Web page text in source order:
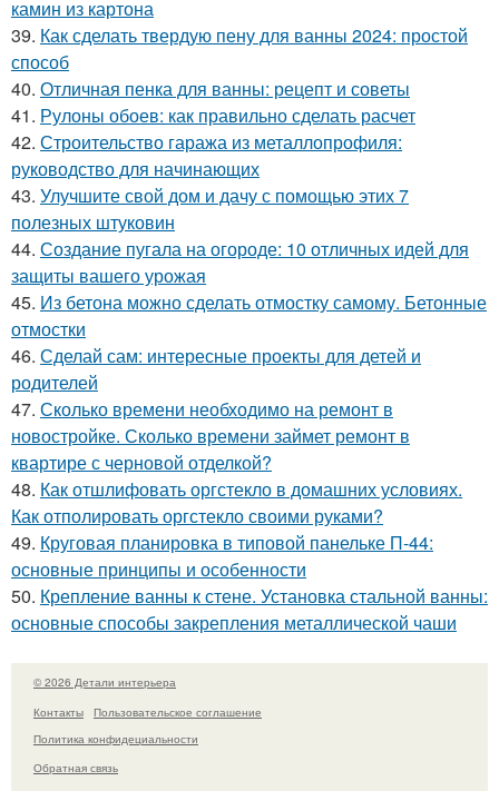
камин из картона
39. Как сделать твердую пену для ванны 2024: простой
способ
40. Отличная пенка для ванны: рецепт и советы
41. Рулоны обоев: как правильно сделать расчет
42. Строительство гаража из металлопрофиля:
руководство для начинающих
43. Улучшите свой дом и дачу с помощью этих 7
полезных штуковин
44. Создание пугала на огороде: 10 отличных идей для
защиты вашего урожая
45. Из бетона можно сделать отмостку самому. Бетонные
отмостки
46. Сделай сам: интересные проекты для детей и
родителей
47. Сколько времени необходимо на ремонт в
новостройке. Сколько времени займет ремонт в
квартире с черновой отделкой?
48. Как отшлифовать оргстекло в домашних условиях.
Как отполировать оргстекло своими руками?
49. Круговая планировка в типовой панельке П-44:
основные принципы и особенности
50. Крепление ванны к стене. Установка стальной ванны:
основные способы закрепления металлической чаши
© 2026 Детали интерьера
Контакты
Пользовательское соглашение
Политика конфидециальности
Обратная связь